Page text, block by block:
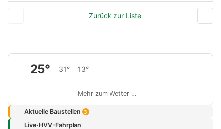
Zurück zur Liste
25° 31° 13°
Mehr zum Wetter …
Aktuelle Baustellen 3
Live-HVV-Fahrplan